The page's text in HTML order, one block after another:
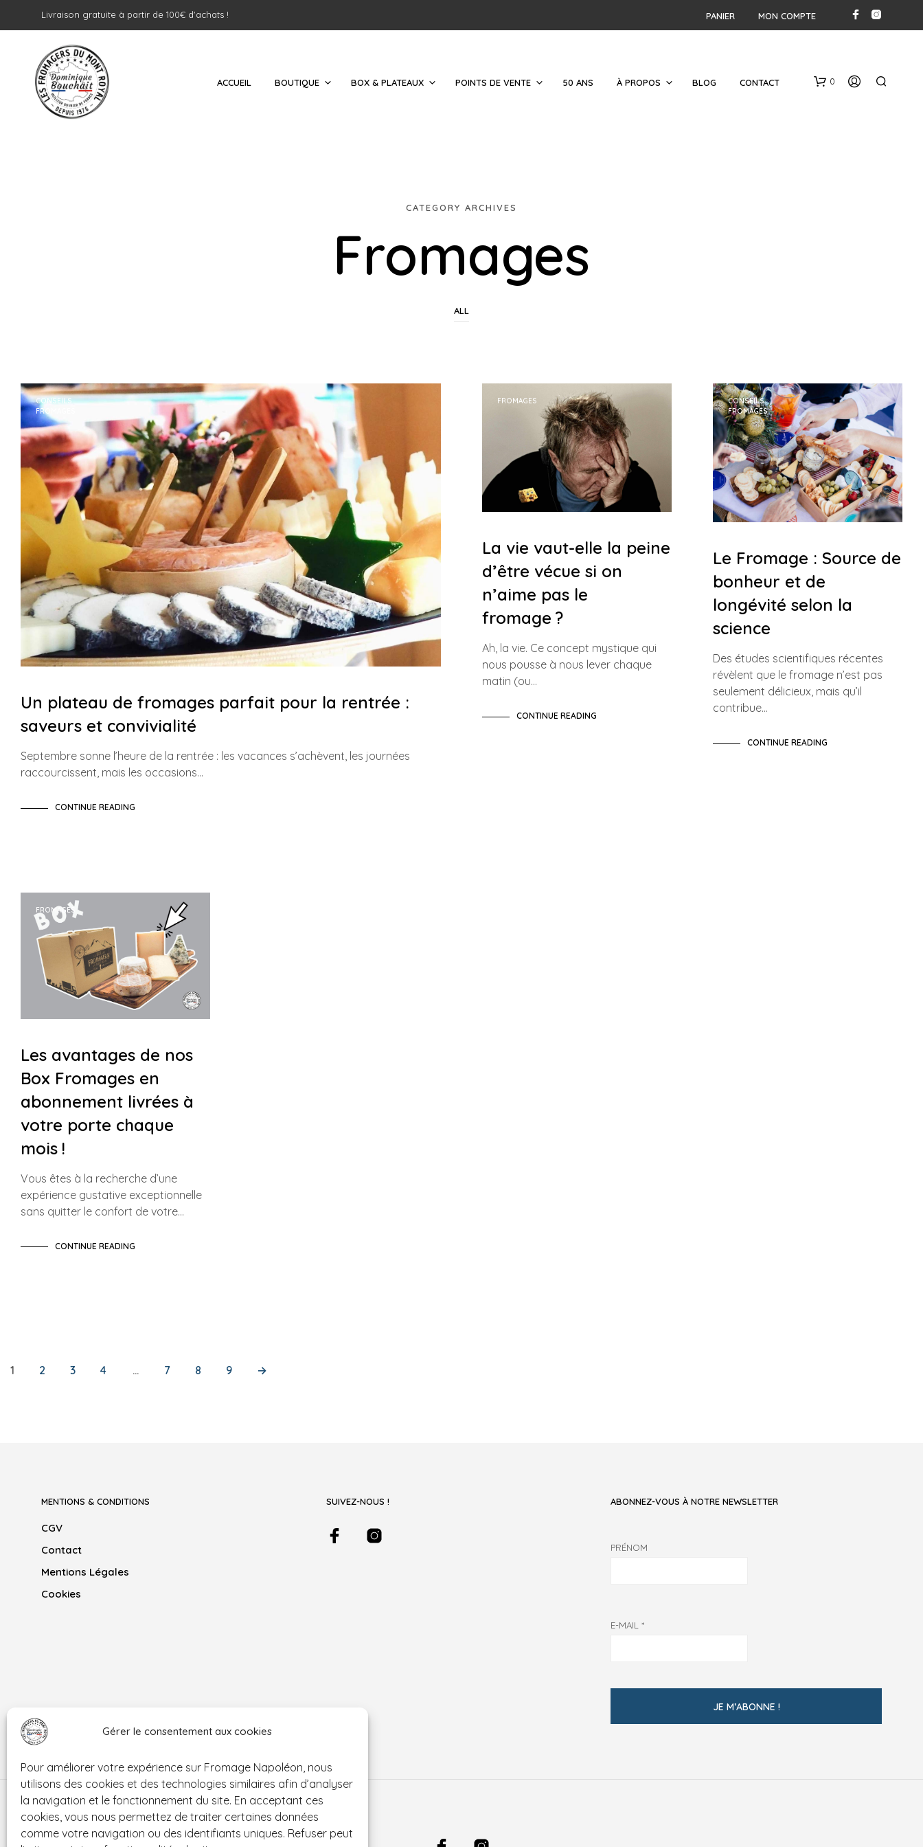
Gérer le consentement aux cookies
Pour améliorer votre expérience sur Fromage Napoléon, nous
utilisons des cookies et des technologies similaires afin d’analyser
la navigation et le fonctionnement du site. En acceptant ces
cookies, vous nous permettez de traiter certaines données
comme votre navigation ou des identifiants uniques. Refuser peut
Livraison gratuite à partir de 100€ d'achats ! PANIER MON COMPTE
ACCUEIL BOUTIQUE BOX & PLATEAUX POINTS DE VENTE 50 ANS À PROPOS BLOG CONTACT 0
E
S
T
V
I
D
E
.
CATEGORY ARCHIVES
Fromages
ALL
CONSEILS
FROMAGES
Un plateau de fromages parfait pour la rentrée :
saveurs et convivialité
Septembre sonne l’heure de la rentrée : les vacances s’achèvent, les journées
raccourcissent, mais les occasions…
CONTINUE READING
FROMAGES
La vie vaut-elle la peine
d’être vécue si on
n’aime pas le
fromage ?
Ah, la vie. Ce concept mystique qui
nous pousse à nous lever chaque
matin (ou…
CONTINUE READING
CONSEILS
FROMAGES
Le Fromage : Source de
bonheur et de
longévité selon la
science
Des études scientifiques récentes
révèlent que le fromage n’est pas
seulement délicieux, mais qu’il
contribue…
CONTINUE READING
FROMAGES
Les avantages de nos
Box Fromages en
abonnement livrées à
votre porte chaque
mois !
Vous êtes à la recherche d’une
expérience gustative exceptionnelle
sans quitter le confort de votre…
CONTINUE READING
1 2 3 4 … 7 8 9 →
MENTIONS & CONDITIONS
CGV
Contact
Mentions Légales
Cookies
SUIVEZ-NOUS ! ABONNEZ-VOUS À NOTRE NEWSLETTER
PRÉNOM
E-MAIL*